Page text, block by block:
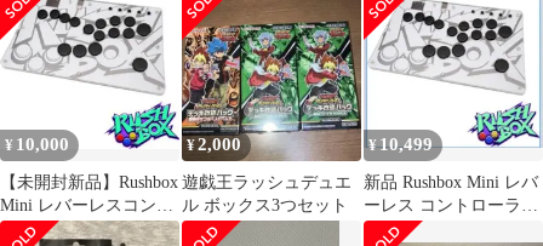
き
¥ 10,000
【未開封新品】Rushbox
Mini レバーレスコント
ローラー
¥2,000
遊戯王ラッシュデュエ
ル ボックス3つセット
¥10,499
新品 Rushbox Mini レバ
ーレス コントローラー
アケコン 16ボタン